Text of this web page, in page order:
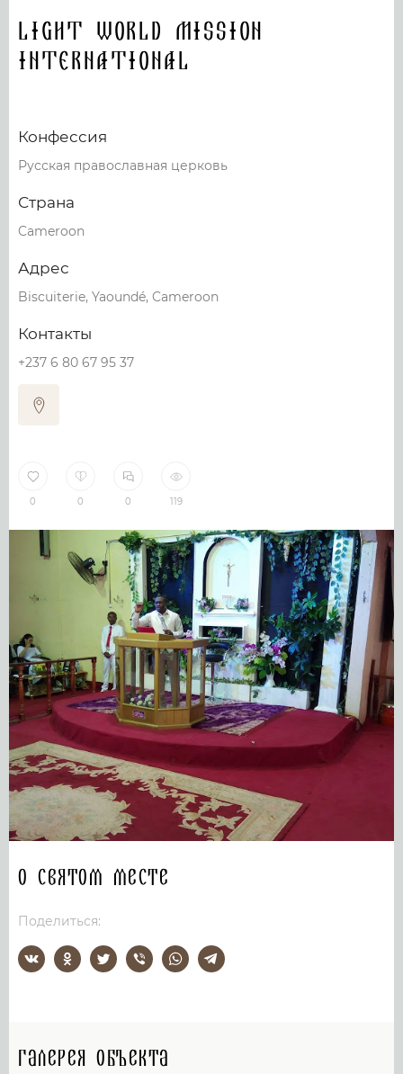
Light World Mission
International
Конфессия
Русская православная церковь
Страна
Cameroon
Адрес
Biscuiterie, Yaoundé, Cameroon
Контакты
+237 6 80 67 95 37
0 0 0 119
О святом месте
Поделиться:
Галерея объекта